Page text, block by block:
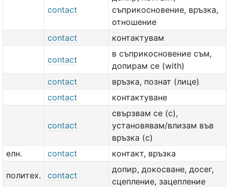
contact
съприкосновение, връзка,
отношение
contact
контактувам
contact
в съприкосновение съм,
допирам се (with)
contact
връзка, познат (лице)
contact
контактуване
contact
свързвам се (с),
установявам/влизам във
връзка (с)
елн.
contact контакт, връзка
политех. contact
допир, докосване, досег,
сцепление, зацепление